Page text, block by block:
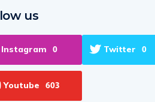
us
Instagram 0 Twitter 0
Youtube 603